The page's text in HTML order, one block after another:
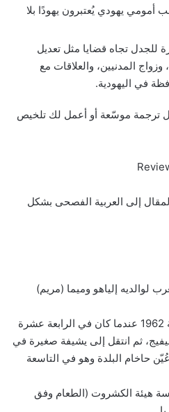
يهودي يُعتبرون يهودًا بلا
للجدل تجاه قضايا مثل تعديل
المدنيين، والعلاقات مع
في اليهودية.
ترجمة موسّعة أو أعمل لك تلخيص
إلى العربية الفصحى بشكل
لوالديه إلياهو وميما (مريم)
هاجرت عائلته إلى إسرائيل سنة 1962 عندما كان في الرابعة عشرة
ثم انتقل إلى يشيفة صغيرة في
حاخام البلدة وهو في التاسعة
هيئة الكشروت (الطعام وفق